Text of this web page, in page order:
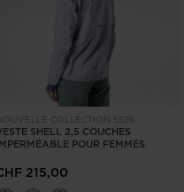
COLLECTION SS26
SHELL 2,5 COUCHES
POUR FEMMES
215,00